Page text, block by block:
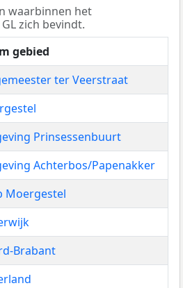
waarbinnen het
zich bevindt.
gebied
ter Veerstraat
Prinsessenbuurt
Achterbos/Papenakker
Moergestel
Brabant